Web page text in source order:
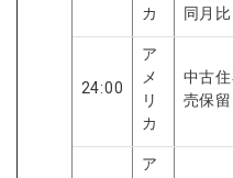
カ
同月比
24:00
ア
メ
リ
カ
中古
売保留
ア